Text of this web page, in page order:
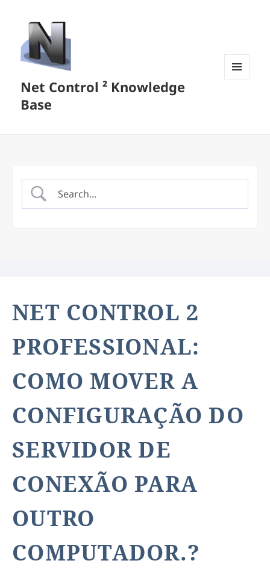
Net Control ² Knowledge
Base
NET CONTROL 2
PROFESSIONAL:
COMO MOVER A
CONFIGURAÇÃO DO
SERVIDOR DE
CONEXÃO PARA
OUTRO
COMPUTADOR.?